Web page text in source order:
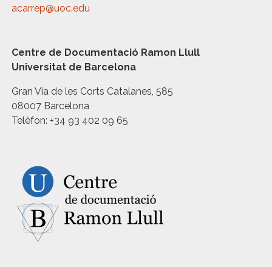
acarrep@uoc.edu
Centre de Documentació Ramon Llull
Universitat de Barcelona
Gran Via de les Corts Catalanes, 585
08007 Barcelona
Telèfon: +34 93 402 09 65